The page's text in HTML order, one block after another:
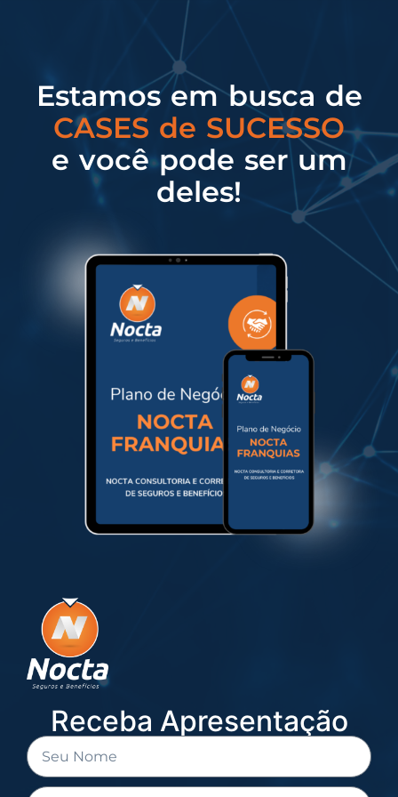
Estamos em busca de
CASES de SUCESSO
e você pode ser um
deles!
Receba Apresentação